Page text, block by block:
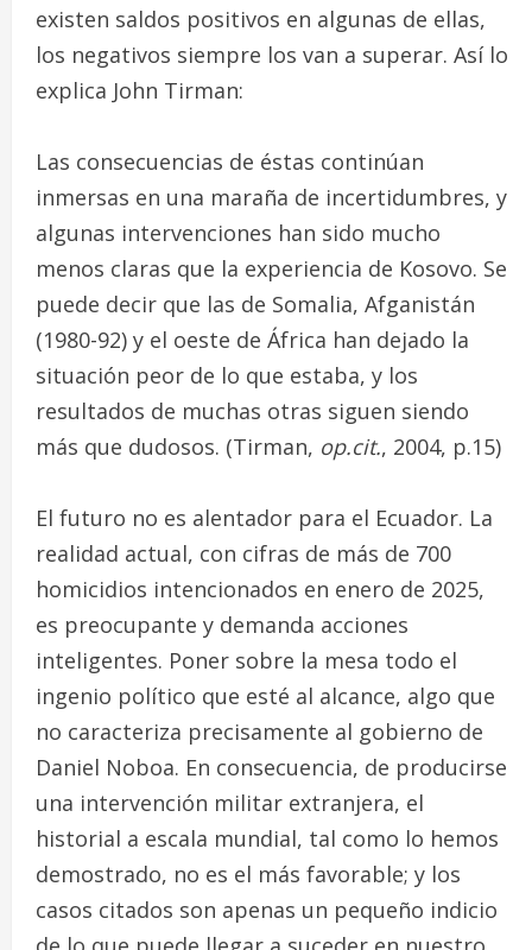
existen saldos positivos en algunas de ellas,
los negativos siempre los van a superar. Así lo
explica John Tirman:
Las consecuencias de éstas continúan
inmersas en una maraña de incertidumbres, y
algunas intervenciones han sido mucho
menos claras que la experiencia de Kosovo. Se
puede decir que las de Somalia, Afganistán
(1980-92) y el oeste de África han dejado la
situación peor de lo que estaba, y los
resultados de muchas otras siguen siendo
más que dudosos. (Tirman, op.cit., 2004, p.15)
El futuro no es alentador para el Ecuador. La
realidad actual, con cifras de más de 700
homicidios intencionados en enero de 2025,
es preocupante y demanda acciones
inteligentes. Poner sobre la mesa todo el
ingenio político que esté al alcance, algo que
no caracteriza precisamente al gobierno de
Daniel Noboa. En consecuencia, de producirse
una intervención militar extranjera, el
historial a escala mundial, tal como lo hemos
demostrado, no es el más favorable; y los
casos citados son apenas un pequeño indicio